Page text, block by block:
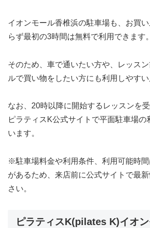
イオンモール香椎浜の駐車場も、お買
らず最初の3時間は無料で利用できます。
そのため、車で通いたい方や、レッス
ルで買い物をしたい方にも利用しやすい
なお、20時以降に開始するレッスンを受
ピラティスK公式サイトで平面駐車場の
います。
※駐車場料金や利用条件、利用可能時
があるため、来店前に公式サイトで最
さい。
ピラティスK(pilates K)イオ